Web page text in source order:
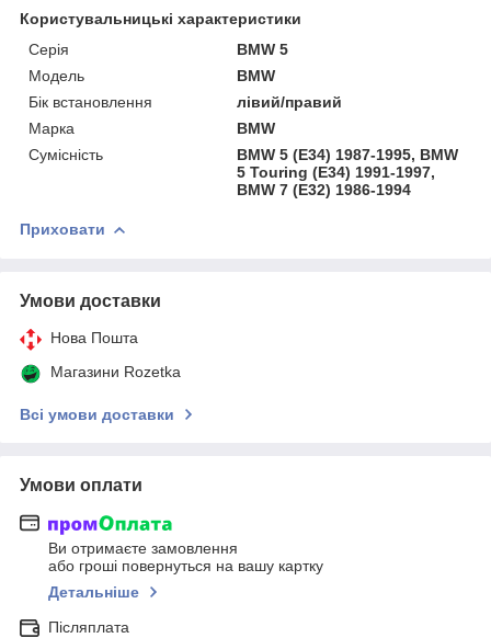
Користувальницькі характеристики
Серія
BMW 5
Модель
BMW
Бік встановлення
лівий/правий
Марка
BMW
Сумісність
BMW 5 (E34) 1987-1995, BMW
5 Touring (E34) 1991-1997,
BMW 7 (E32) 1986-1994
Приховати
Умови доставки
Нова Пошта
Магазини Rozetka
Всі умови доставки
Умови оплати
Ви отримаєте замовлення
або гроші повернуться на вашу картку
Детальніше
Післяплата